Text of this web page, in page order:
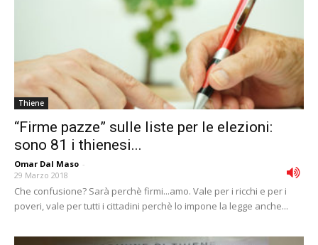
Thiene
“Firme pazze” sulle liste per le elezioni:
sono 81 i thienesi...
Omar Dal Maso -
29 Marzo 2018
Che confusione? Sarà perchè firmi...amo. Vale per i ricchi e per i
poveri, vale per tutti i cittadini perchè lo impone la legge anche...